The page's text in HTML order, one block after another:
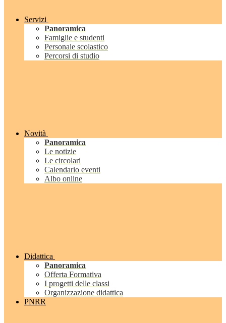
Servizi
Panoramica
Famiglie e studenti
Personale scolastico
Percorsi di studio
Novità
Panoramica
Le notizie
Le circolari
Calendario eventi
Albo online
Didattica
Panoramica
Offerta Formativa
I progetti delle classi
Organizzazione didattica
PNRR